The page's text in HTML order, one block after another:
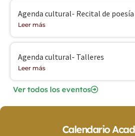
Agenda cultural- Recital de poesía
Leer más
Agenda cultural- Talleres
Leer más
Ver todos los eventos
Calendario